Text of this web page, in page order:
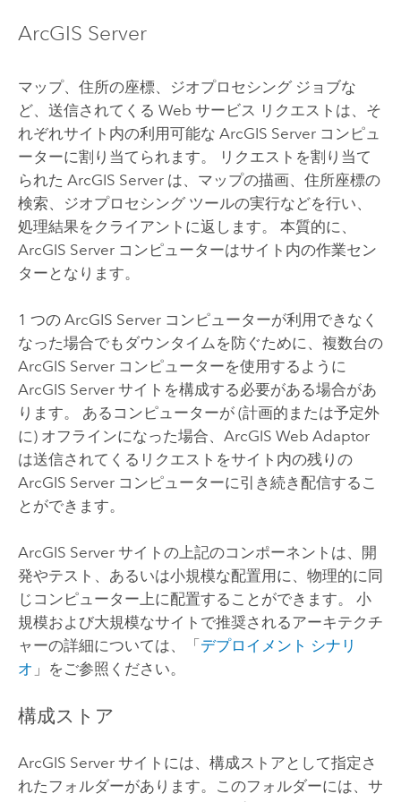
ArcGIS Server
マップ、住所の座標、ジオプロセシング ジョブな
ど、送信されてくる Web サービス リクエストは、そ
れぞれサイト内の利用可能な ArcGIS Serverコンピュ
ーターに割り当てられます。 リクエストを割り当て
られた ArcGIS Serverは、マップの描画、住所座標の
検索、ジオプロセシング ツールの実行などを行い、
処理結果をクライアントに返します。 本質的に、
ArcGIS Serverコンピューターはサイト内の作業セン
ターとなります。
1 つの ArcGIS Server コンピューターが利用できなく
なった場合でもダウンタイムを防ぐために、複数台の
ArcGIS Serverコンピューターを使用するように
ArcGIS Serverサイトを構成する必要がある場合があ
ります。 あるコンピューターが (計画的または予定外
に) オフラインになった場合、ArcGIS Web Adaptor
は送信されてくるリクエストをサイト内の残りの
ArcGIS Serverコンピューターに引き続き配信するこ
とができます。
ArcGIS Serverサイトの上記のコンポーネントは、開
発やテスト、あるいは小規模な配置用に、物理的に同
じコンピューター上に配置することができます。 小
規模および大規模なサイトで推奨されるアーキテクチ
ャーの詳細については、「 デプロイメント シナリ
オ 」をご参照ください。
構成ストア
ArcGIS Serverサイトには、構成ストアとして指定さ
れたフォルダーがあります。このフォルダーには、サ